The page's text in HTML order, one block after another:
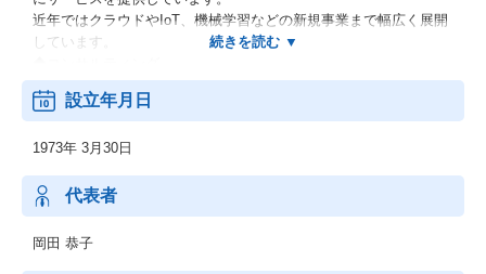
近年ではクラウドやIoT、機械学習などの新規事業まで幅広く展開
しています。
◆インフラ構築・運用・保守
◆アプリケーション開発・保守・運用
◆サービスデスク
■■■トピックス■■■
◆CLOUD EXPO ASIA 2020 SINGAPORE 出展
◆AWS Cloud Express Roadshow 2020 in Kyoto 開催（KYOSO
設立年月日
1973年 3月30日
代表者
岡田 恭子